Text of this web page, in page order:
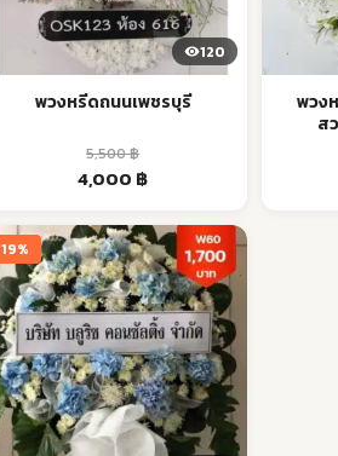
120
พวงหรีดถนนเพชรบุรี
5,500฿
Original
5,500 ฿.
4,000 ฿
4,000 ฿.
พวง
ส
19%